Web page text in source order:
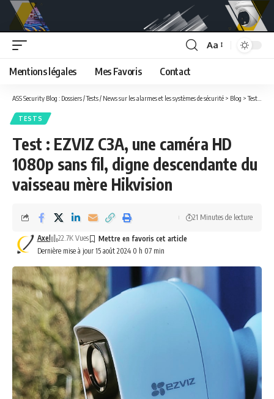
Font
Aa
Mentions légales Mes Favoris Contact
ASS Security Blog : Dossiers / Tests / News sur les alarmes et les systèmes de sécurité > Blog >Tests
TESTS
Test : EZVIZ C3A, une caméra HD
1080p sans fil, digne descendante du
vaisseau mère Hikvision
Dernière mise à jour 15 août 2024 0 h 07 min
Axel 22.7K Vues
21 Minutes de lecture